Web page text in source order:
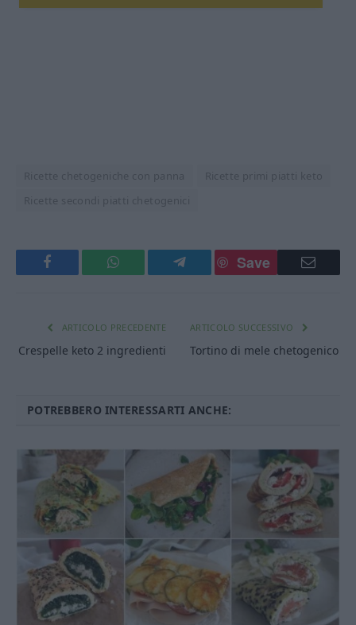
Ricette chetogeniche con panna
Ricette primi piatti keto
Ricette secondi piatti chetogenici
Facebook WhatsApp Telegram
Save
Email
ARTICOLO PRECEDENTE
Crespelle keto 2 ingredienti
ARTICOLO SUCCESSIVO
Tortino di mele chetogenico
POTREBBERO INTERESSARTI ANCHE: